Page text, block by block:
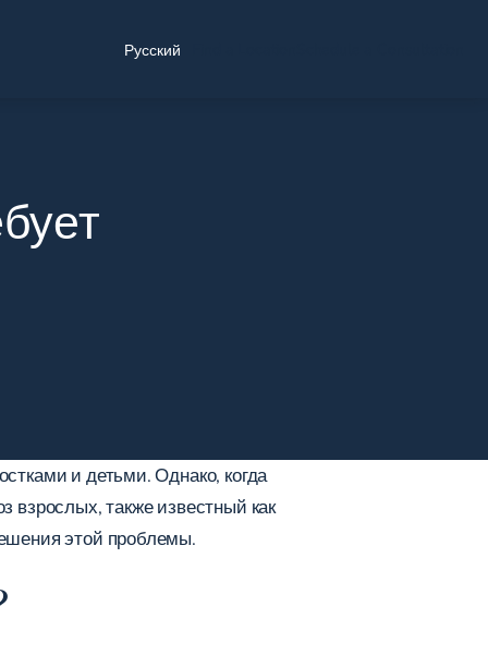
Русский
и детьми. Однако, когда
взрослых, также известный как
этой проблемы.